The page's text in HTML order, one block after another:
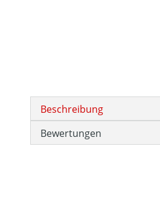
Beschreibung
Bewertungen